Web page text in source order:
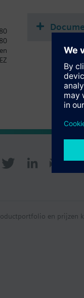
en prijzen